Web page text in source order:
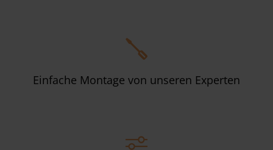
Einfache Montage von unseren Experten